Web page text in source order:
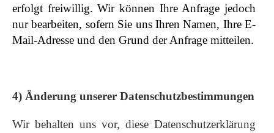
erfolgt freiwillig. Wir können Ihre Anfrage jedoch
nur bearbeiten, sofern Sie uns Ihren Namen, Ihre E-
Mail-Adresse und den Grund der Anfrage mitteilen.
4) Änderung unserer Datenschutzbestimmungen
Wir behalten uns vor, diese Datenschutzerklärung